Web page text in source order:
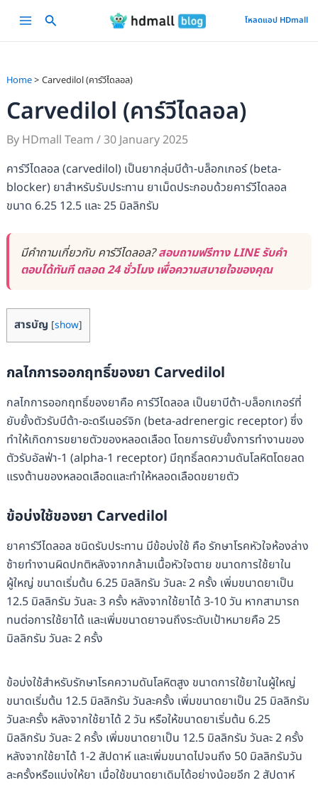
Main
โหลดแอป HDmall
Home Carvedilol (คาร์วีไดลอล)
Carvedilol (คาร์วีไดลอล)
By HDmall Team /30 January 2025
คาร์วีไดลอล (carvedilol) เป็นยากลุ่มบีต้า-บล็อกเกอร์ (beta-
blocker) ยาสำหรับรับประทาน ยาเม็ดประกอบด้วยคาร์วีไดลอล
ขนาด 6.25 12.5 และ 25 มิลลิกรัม
มีคำถามเกี่ยวกับ คาร์วีไดลอล?สอบถามฟรีทาง LINE รับคำ
ตอบได้ทันที ตลอด 24 ชั่วโมง เพื่อความสบายใจของคุณ
สารบัญ [show]
กลไกการออกฤทธิ์ของยา Carvedilol
กลไกการออกฤทธิ์ของยาคือ คาร์วีไดลอล เป็นยาบีต้า-บล็อกเกอร์ที่
ยับยั้งตัวรับบีต้า-อะดรีเนอร์จิก (beta-adrenergic receptor) ซึ่ง
ทำให้เกิดการขยายตัวของหลอดเลือด โดยการยับยั้งการทำงานของ
ตัวรับอัลฟ่า-1 (alpha-1 receptor) มีฤทธิ์ลดความดันโลหิตโดยลด
แรงต้านของหลอดเลือดและทำให้หลอดเลือดขยายตัว
ข้อบ่งใช้ของยา Carvedilol
ยาคาร์วีไดลอล ชนิดรับประทาน มีข้อบ่งใช้ คือ รักษาโรคหัวใจห้องล่าง
ซ้ายทำงานผิดปกติหลังจากกล้ามเนื้อหัวใจตาย ขนาดการใช้ยาใน
ผู้ใหญ่ ขนาดเริ่มต้น 6.25 มิลลิกรัม วันละ 2 ครั้ง เพิ่มขนาดยาเป็น
12.5 มิลลิกรัม วันละ 3 ครั้ง หลังจากใช้ยาได้ 3-10 วัน หากสามารถ
ทนต่อการใช้ยาได้ และเพิ่มขนาดยาจนถึงระดับเป้าหมายคือ 25
มิลลิกรัม วันละ 2 ครั้ง
ข้อบ่งใช้สำหรับรักษาโรคความดันโลหิตสูง ขนาดการใช้ยาในผู้ใหญ่
ขนาดเริ่มต้น 12.5 มิลลิกรัม วันละครั้ง เพิ่มขนาดยาเป็น 25 มิลลิกรัม
วันละครั้ง หลังจากใช้ยาได้ 2 วัน หรือให้ขนาดยาเริ่มต้น 6.25
มิลลิกรัม วันละ 2 ครั้ง เพิ่มขนาดยาเป็น 12.5 มิลลิกรัม วันละ 2 ครั้ง
หลังจากใช้ยาได้ 1-2 สัปดาห์ และเพิ่มขนาดไปจนถึง 50 มิลลิกรัมวัน
ละครั้งหรือแบ่งให้ยา เมื่อใช้ขนาดยาเดิมได้อย่างน้อยอีก 2 สัปดาห์